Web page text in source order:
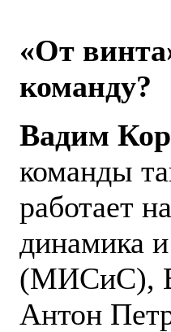
«От
команду?
Вадим
команды
работает
динамика
(МИСиС),
Антон